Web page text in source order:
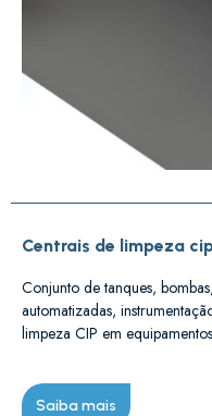
Centrais de limpeza
Conjunto de tanques,
automatizadas,
limpeza CIP em
Saiba mais